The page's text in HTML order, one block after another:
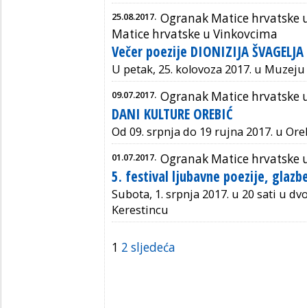
25.08.2017. Ogranak Matice hrvatske
Matice hrvatske u Vinkovcima
Večer poezije DIONIZIJA
U petak, 25. kolovoza 2017. u
09.07.2017. Ogranak Matice hrvatske
DANI KULTURE OREBIĆ
Od 09. srpnja do 19 rujna 2017. u
01.07.2017. Ogranak Matice hrvatske
5. festival ljubavne poezije,
Subota, 1. srpnja 2017. u 20 sati u
Kerestincu
1 2 sljedeća